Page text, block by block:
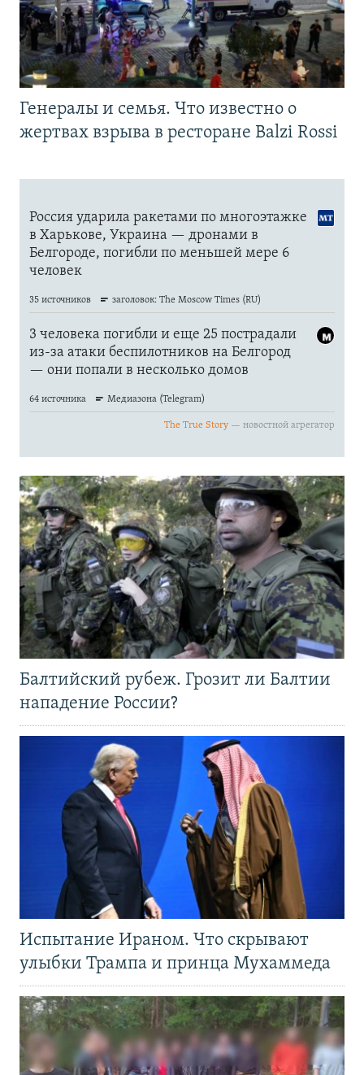
Генералы и семья. Что известно о
жертвах взрыва в ресторане Balzi Rossi
Балтийский рубеж. Грозит ли Балтии
нападение России?
Испытание Ираном. Что скрывают
улыбки Трампа и принца Мухаммеда